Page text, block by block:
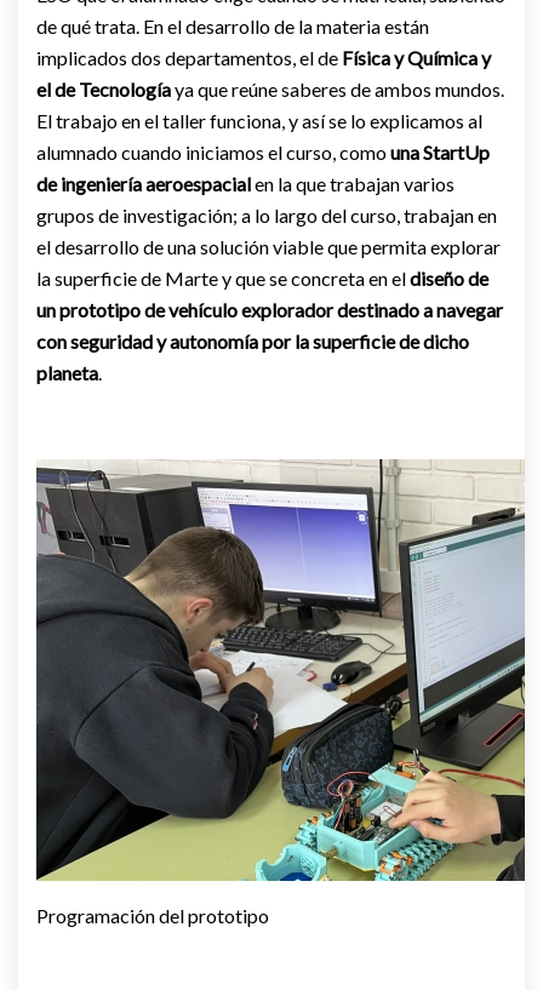
de qué trata. En el desarrollo de la materia están
implicados dos departamentos, el de Física y Química y
el de Tecnologíaya que reúne saberes de ambos mundos.
El trabajo en el taller funciona, y así se lo explicamos al
alumnado cuando iniciamos el curso, comouna StartUp
de ingeniería aeroespacialen la que trabajan varios
grupos de investigación; a lo largo del curso, trabajan en
el desarrollo de una solución viable que permita explorar
la superficie de Marte y que se concreta en eldiseño de
un prototipo de vehículo explorador destinado a navegar
con seguridad y autonomía por la superficie de dicho
planeta.
Programación del prototipo